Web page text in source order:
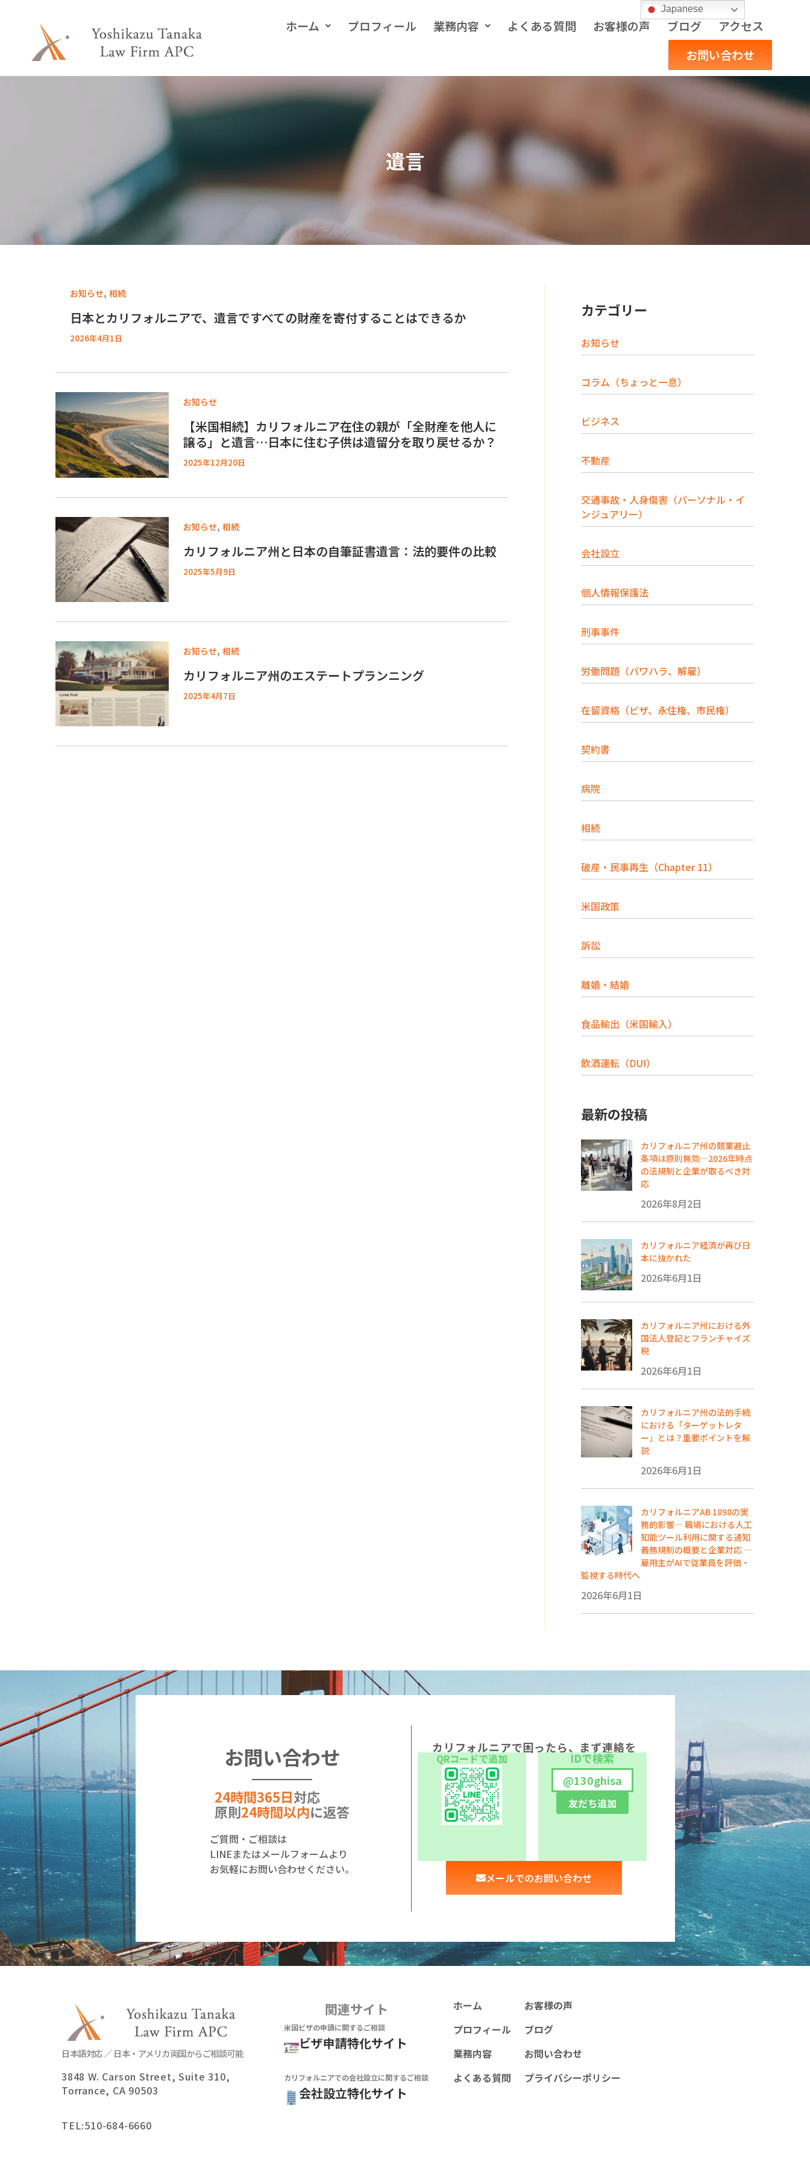
キ
ホーム プロフィール 業務内容 よくある質問 お客様の声 ブログ
アクセス
お問い合わせ
遺言
お知らせ, 相続
日本とカリフォルニアで、遺言ですべての財産を寄付することはできるか
2026年4月1日
お知らせ
【米国相続】カリフォルニア在住の親が「全財産を他人に
譲る」と遺言…日本に住む子供は遺留分を取り戻せるか？
2025年12月20日
お知らせ, 相続
カリフォルニア州と日本の自筆証書遺言：法的要件の比較
2025年5月9日
お知らせ, 相続
カリフォルニア州のエステートプランニング
2025年4月7日
カテゴリー
お知らせ
コラム（ちょっと一息）
ビジネス
不動産
交通事故・人身傷害（パーソナル・イ
ンジュアリー）
会社設立
個人情報保護法
刑事事件
労働問題（パワハラ、解雇）
在留資格（ビザ、永住権、市民権）
契約書
病院
相続
破産・民事再生（Chapter 11）
米国政策
訴訟
離婚・結婚
食品輸出（米国輸入）
飲酒運転（DUI）
最新の投稿
カリフォルニア州の競業避止
条項は原則無効―2026年時点
の法規制と企業が取るべき対
応
2026年8月2日
カリフォルニア経済が再び日
本に抜かれた
2026年6月1日
カリフォルニア州における外
国法人登記とフランチャイズ
税
2026年6月1日
カリフォルニア州の法的手続
における「ターゲットレタ
ー」とは？重要ポイントを解
説
2026年6月1日
カリフォルニアAB 1898の実
務的影響― 職場における人工
知能ツール利用に関する通知
義務規制の概要と企業対応 ―
雇用主がAIで従業員を評価・
監視する時代へ
2026年6月1日
お問い合わせ
24時間365日対応
原則24時間以内に返答
ご質問・ご相談は
LINEまたはメールフォームより
お気軽にお問い合わせください。
カリフォルニアで困ったら、まず連絡を
QRコードで追加
IDで検索
@130ghisa
友だち追加
メールでのお問い合わせ
日本語対応 ／ 日本・アメリカ両国からご相談可能
3848 W. Carson Street, Suite 310,
Torrance, CA 90503
TEL:510-684-6660
関連サイト
米国ビザの申請に関するご相談
ビザ申請特化サイト
カリフォルニアでの会社設立に関するご相談
会社設立特化サイト
ホーム
プロフィール
業務内容
よくある質問
お客様の声
ブログ
お問い合わせ
プライバシーポリシー
Japanese